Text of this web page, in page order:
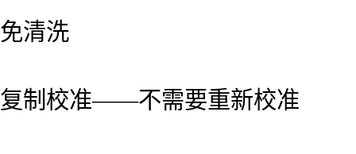
免清洗
复制校准——不需要重新校准